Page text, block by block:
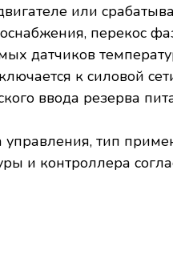
или
перекос
датчиков
к силовой
ввода резерва
тип
и контроллера